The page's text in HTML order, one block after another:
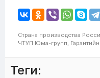
Страна производства
ЧТУП Юма-групп,
Теги: